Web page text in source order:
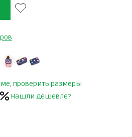
проверить размеры
Нашли дешевле?